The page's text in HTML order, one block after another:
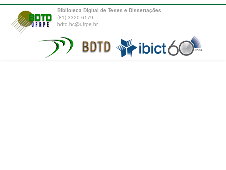
Biblioteca Digital de Teses e Dissertações
(81) 3320-6179
bdtd.bc@ufrpe.br